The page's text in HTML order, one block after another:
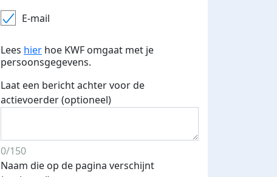
E-mail
Lees hier hoe KWF omgaat met je
persoonsgegevens.
Laat een bericht achter voor de
actievoerder (optioneel)
0/150
Naam die op de pagina verschijnt